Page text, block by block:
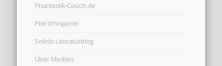
Phantastik-Couch.de
Plot Whisperer
Soleils Literaturblog
Über Medien